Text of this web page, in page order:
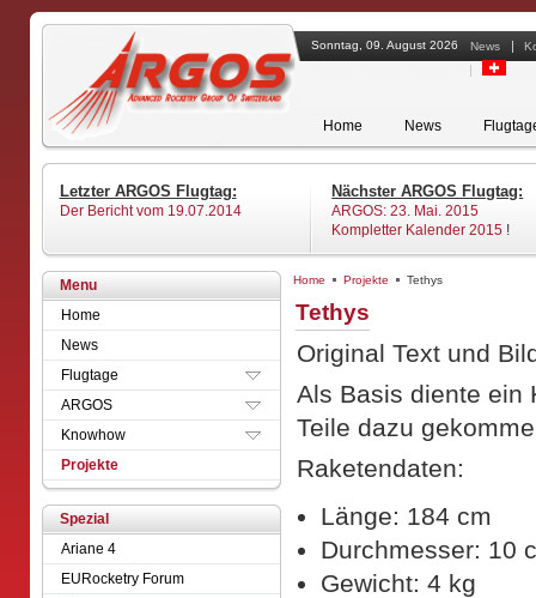
Sonntag, 09. August 2026 News
Home News
Letzter ARGOS Flugtag:
Der Bericht vom 19.07.2014
Nächster ARGOS Flugtag:
ARGOS: 23. Mai. 2015
Kompletter Kalender 2015 !
Menu
Home
News
Flugtage
Alle
ALRS
Andere
Archiv
ARGOS
Mitgliedschaft
Versicherung
Formulare
Material
Knowhow
Raketenklassen
Finish / Lackierung
Zünder
Motorhalterung
Recovery
Elektronik
Startrampe
Sicherheit
Raketen an Schulen
Projekte
Spezial
Ariane 4
EURocketry Forum
Home Projekte Tethys
Tethys
Original Text und
Als Basis diente ein
Teile dazu
Raketendaten:
Länge: 184 cm
Durchmesser: 10
Gewicht: 4 kg